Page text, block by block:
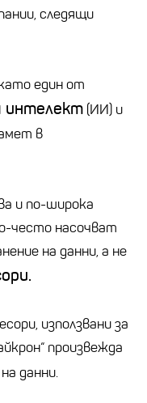
следящи
един от
интелект (ИИ) и
в
и по-широка
често насочват
на данни, а не
използвани за
произвежда
данни.